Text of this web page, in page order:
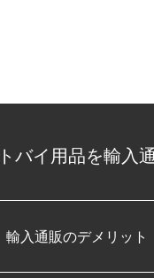
バイ用品を輸入
輸入通販のデメリット